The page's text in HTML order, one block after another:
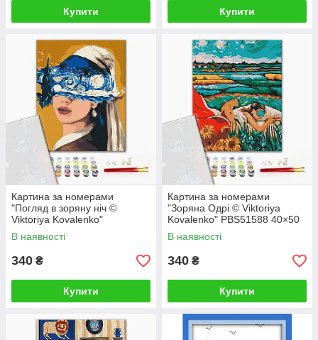
Купити Купити
Картина за номерами
"Погляд в зоряну ніч ©
Viktoriya Kovalenko"
PBS51480 40×50 см
В наявності
340 ₴
Купити
Картина за номерами
"Зоряна Одрі © Viktoriya
Kovalenko" PBS51588 40×50
см
В наявності
340 ₴
Купити